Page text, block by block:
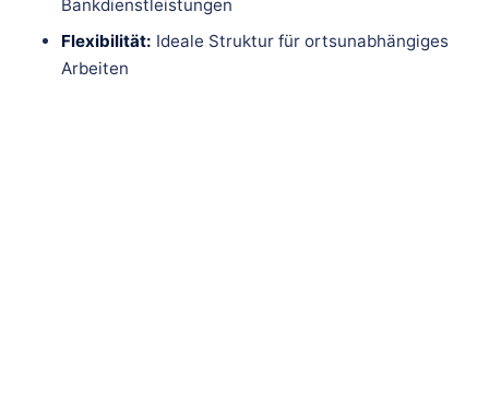
Bankdienstleistungen
Flexibilität: Ideale Struktur für ortsunabhängiges
Arbeiten